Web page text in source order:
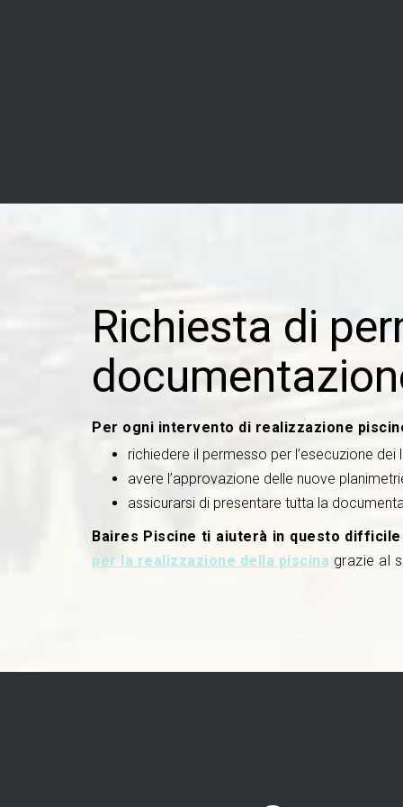
Richiesta di
Per ogni intervento di realizzazione
richiedere il permesso per l’esecuzione dei
avere l’approvazione delle nuove
assicurarsi di presentare tutta la
Baires Piscine ti aiuterà in questo
per la realizzazione della piscina grazie al